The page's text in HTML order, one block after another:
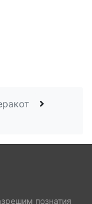
познатия